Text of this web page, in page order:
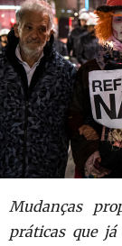
Mudanças
práticas que